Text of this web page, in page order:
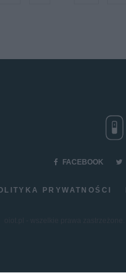
FACEBOOK
PRYWATNOŚCI